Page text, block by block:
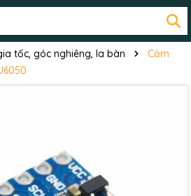
tốc, góc nghiêng, la bàn
Cảm